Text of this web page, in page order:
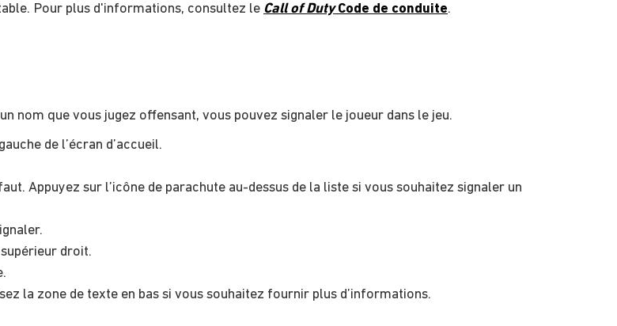
Pour plus d'informations, consultez le Call of DutyCode de conduite.
nom que vous jugez offensant, vous pouvez signaler le joueur dans le jeu.
de l’écran d’accueil.
Appuyez sur l’icône de parachute au-dessus de la liste si vous souhaitez signaler un
droit.
la zone de texte en bas si vous souhaitez fournir plus d’informations.